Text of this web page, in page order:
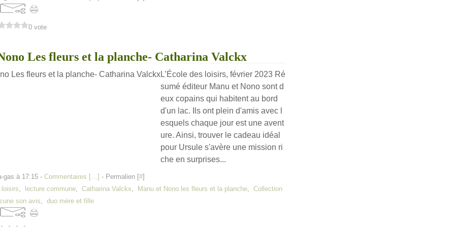
0 vote
Les fleurs et la planche- Catharina Valckx
L’École des loisirs, février 2023 Ré
sumé éditeur Manu et Nono sont d
eux copains qui habitent au bord
d'un lac. Ils ont plein d'amis avec l
esquels chaque jour est une avent
ure. Ainsi, trouver le cadeau idéal
pour Ursule s'avère une mission ri
che en surprises...
gas à 17:15 - Commentaires […] - Permalien [#]
loisirs, lecture commune, Catharina Valckx, Manu et Nono les fleurs et la planche, Collection
son avis, duo mère et fille